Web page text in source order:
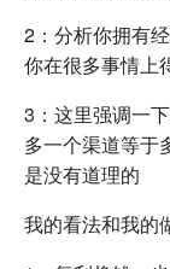
2：分析你拥有
你在很多事情上
3：这里强调一
多一个渠道等于
是没有道理的
我的看法和我的